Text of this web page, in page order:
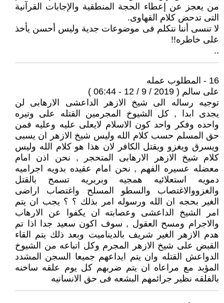
من يعجز عن إعطاء الحجة المنطقية والإجابات القرآنية
التى تدحض كلام القهاوى.
لا تنسى أننا نتكلم فى موضوعات جدية وليس أحسن يأخذ
على خاطره!!
..
16 - المطلوب عمله
على سالم ( 2019 / 9 / 12 - 06:44 )
توجيه رساله الى شيخ الازهر الداعشى الارهابى لن
يجدى ابدا , كل الشيوخ المجرمين القتله على وتيره
واحده وفكر واحد كون الاسلام لايعلى عليه وعليه فمن
حق المسلم حسب كلام الله وليس شيخ الازهر ان يسبى
ويسرق ويغزو ويقتل الكافر لان هذا هو كلام الله وليس
كلام شيخ الازهر الارهابى المتحجر , نحن اذن امام
معضله عسيره الفهم , نحن امام عقيده بدويه اجراميه
دمويه استعلائيه همجيه وبربريه تسمح بالقتل
والغزووالاغتصاب والسطو المسلح واغتصاب اراضى
الغير بحجه ان الله ورسوله امر بذلك ؟ ؟ يجب ان يتم
امر الشيخ الداعشى وعصابته ان يكفوا عن الارهاب
والاجرام ومسح العقول , سوف اكون سعيد جدا اذا تم
هدم الازهر الغير شريف بالديناميت وبعد ذلك يتم القاء
القبض على شيخ الازهر المجرم وكل اتباعه من الشيوخ
الدواعش القتله وان يتم ايداعهم جميعا السجن المشدد
المؤبد مع مراعاه ان يتم ضربهم كل يوم علقه ساخنه
بالفلقه نظير جرائمهم البشعه فى حق الانسانيه